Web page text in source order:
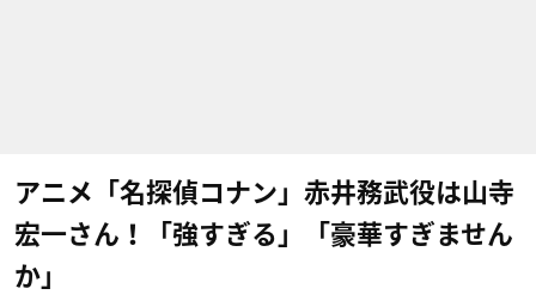
アニメ「名探偵コナン」赤井務武役は山寺
宏一さん！「強すぎる」「豪華すぎません
か」